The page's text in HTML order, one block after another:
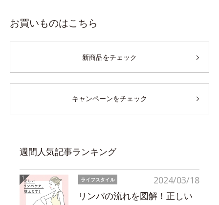
お買いものはこちら
新商品をチェック
キャンペーンをチェック
週間人気記事ランキング
2024/03/18
ライフスタイル
リンパの流れを図解！正しい